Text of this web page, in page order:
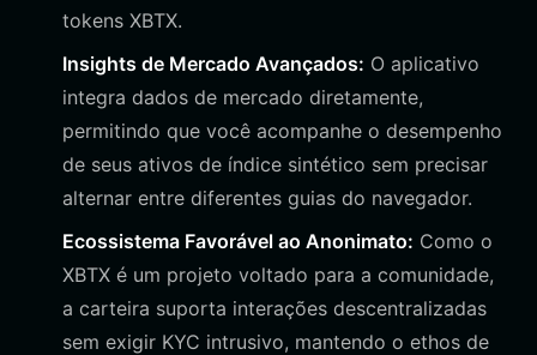
tokens XBTX.
Insights de Mercado Avançados: O aplicativo
integra dados de mercado diretamente,
permitindo que você acompanhe o desempenho
de seus ativos de índice sintético sem precisar
alternar entre diferentes guias do navegador.
Ecossistema Favorável ao Anonimato: Como o
XBTX é um projeto voltado para a comunidade,
a carteira suporta interações descentralizadas
sem exigir KYC intrusivo, mantendo o ethos de